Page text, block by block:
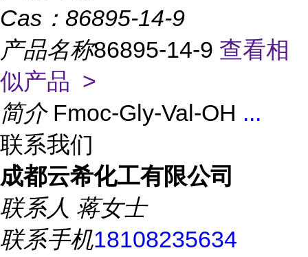
Cas： 86895-14-9
产品名称86895-14-9 查看相
似产品 >
简介 Fmoc-Gly-Val-OH ...
联系我们
成都云希化工有限公司
联系人 蒋女士
联系手机18108235634